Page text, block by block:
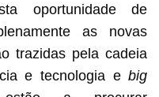
oportunidade de
as novas
trazidas pela cadeia
e tecnologia ebig